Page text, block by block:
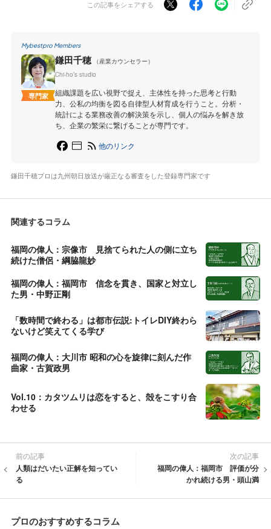
この記事をシェアする
Mybestpro Members
専門家
鎌田千穂
（産業カウンセラー）
Chi-ho’s studio
組織課題を広い視野で捉え、主体性を持った思考と行動
力、公私の均衡を図る自律型人材育成を行うこと。分析・
統計による業務改善の解決策を示し、個人の悩みを解き放
ち、企業の繁栄に繋げることが専門です。
他のリンク
鎌田千穂プロは九州朝日放送が厳正なる審査をした登録専門家です
関連するコラム
福岡の偉人：宗像市 見捨てられた人の側に立ち
続けた僧侶・綱脇龍妙
福岡の偉人：福岡市 信念を貫き、国家と対立し
た男・中野正剛
「数時間で終わる」は都市伝説:トイレDIY終わら
ないけど笑えてくる学び
福岡の偉人：大川市 昭和の心を旋律に刻んだ作
曲家・古賀政男
Vol.10：カタツムリは恋をすると、殻をこすり合
わせる
前の記事
人類はだいたい正解を知ってい
る
次の記事
福岡の偉人：福岡市 評価が分
かれ続ける男・頭山満
プロのおすすめするコラム